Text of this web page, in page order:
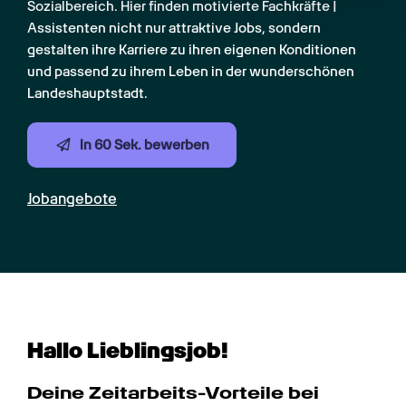
Sozialbereich. Hier finden motivierte Fachkräfte |
Assistenten nicht nur attraktive Jobs, sondern
gestalten ihre Karriere zu ihren eigenen Konditionen
und passend zu ihrem Leben in der wunderschönen
Landeshauptstadt.
In 60 Sek. bewerben
Jobangebote
Hallo Lieblingsjob!
Deine Zeitarbeits-Vorteile bei